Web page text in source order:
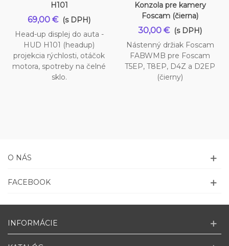
H101
69,00 € (s DPH)
Head-up displej do auta -
HUD H101 (headup)
projekcia rýchlosti, otáčok
motora, spotreby na čelné
sklo.
Konzola pre kamery
Foscam (čierna)
30,00 € (s DPH)
Nástenný držiak Foscam
FABWMB pre Foscam
T5EP, T8EP, D4Z a D2EP
(čierny)
O NÁS
FACEBOOK
INFORMÁCIE